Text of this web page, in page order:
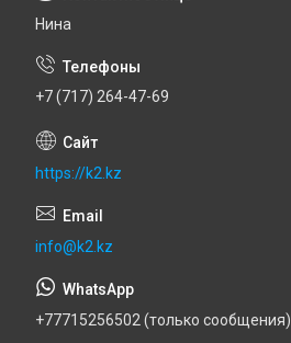
Нина
+7 (717) 264-47-69
https://k2.kz
info@k2.kz
+77715256502 (только сообщения)